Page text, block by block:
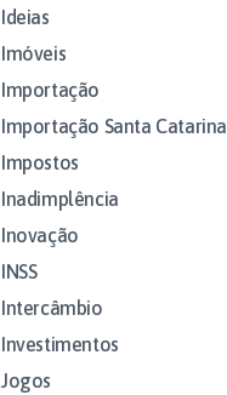
Ideias
Imóveis
Importação
Importação Santa Catarina
Impostos
Inadimplência
Inovação
INSS
Intercâmbio
Investimentos
Jogos